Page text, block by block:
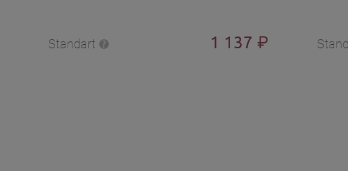
Standart 1 137 ₽